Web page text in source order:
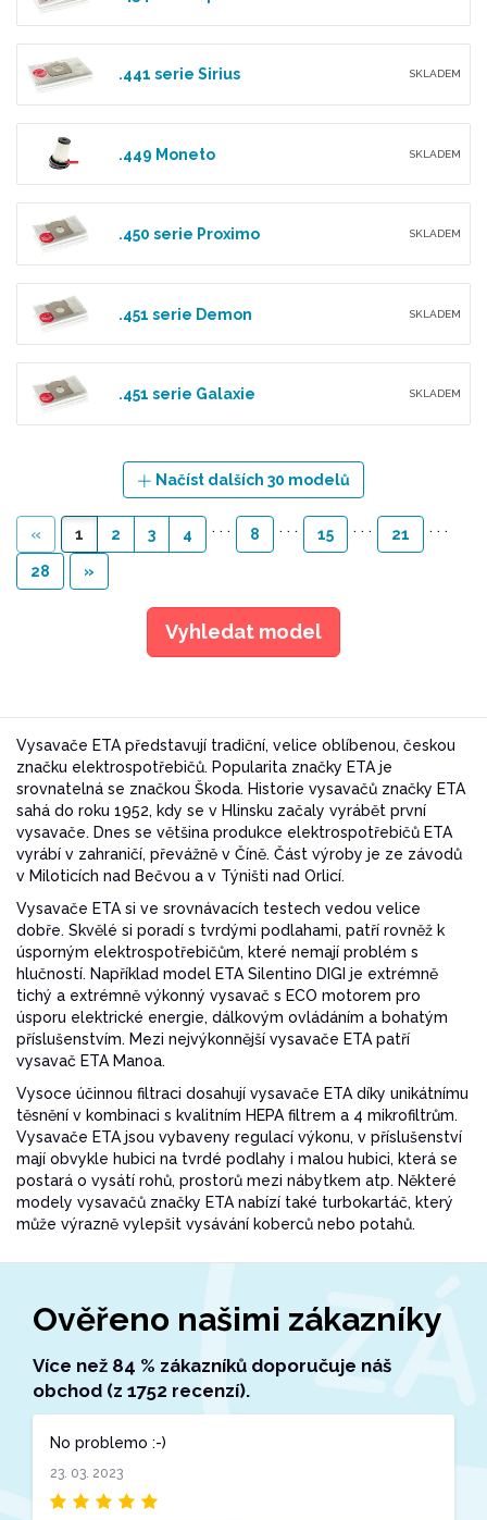
.441 serie Sirius SKLADEM
.449 Moneto SKLADEM
.450 serie Proximo SKLADEM
.451 serie Demon SKLADEM
.451 serie Galaxie SKLADEM
Načíst dalších 30 modelů
« 1 2 3 4 . . . 8 . . . 15 . . . 21 . . .
28 »
Vyhledat model
Vysavače ETA představují tradiční, velice oblíbenou, českou
značku elektrospotřebičů. Popularita značky ETA je
srovnatelná se značkou Škoda. Historie vysavačů značky ETA
sahá do roku 1952, kdy se v Hlinsku začaly vyrábět první
vysavače. Dnes se většina produkce elektrospotřebičů ETA
vyrábí v zahraničí, převážně v Číně. Část výroby je ze závodů
v Miloticích nad Bečvou a v Týništi nad Orlicí.
Vysavače ETA si ve srovnávacích testech vedou velice
dobře. Skvělé si poradí s tvrdými podlahami, patří rovněž k
úsporným elektrospotřebičům, které nemají problém s
hlučností. Například model ETA Silentino DIGI je extrémně
tichý a extrémně výkonný vysavač s ECO motorem pro
úsporu elektrické energie, dálkovým ovládáním a bohatým
příslušenstvím. Mezi nejvýkonnější vysavače ETA patří
vysavač ETA Manoa.
Vysoce účinnou filtraci dosahují vysavače ETA díky unikátnímu
těsnění v kombinaci s kvalitním HEPA filtrem a 4 mikrofiltrům.
Vysavače ETA jsou vybaveny regulací výkonu, v příslušenství
mají obvykle hubici na tvrdé podlahy i malou hubici, která se
postará o vysátí rohů, prostorů mezi nábytkem atp. Některé
modely vysavačů značky ETA nabízí také turbokartáč, který
může výrazně vylepšit vysávání koberců nebo potahů.
Ověřeno našimi zákazníky
Více než 84 % zákazníků doporučuje náš
obchod (z 1752 recenzí).
No problemo :-)
23. 03. 2023